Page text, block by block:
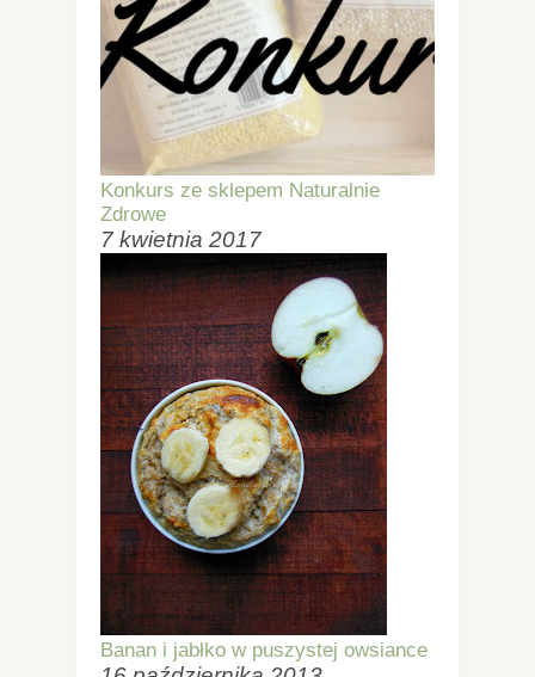
Konkurs ze sklepem Naturalnie
Zdrowe
7 kwietnia 2017
Banan i jabłko w puszystej owsiance